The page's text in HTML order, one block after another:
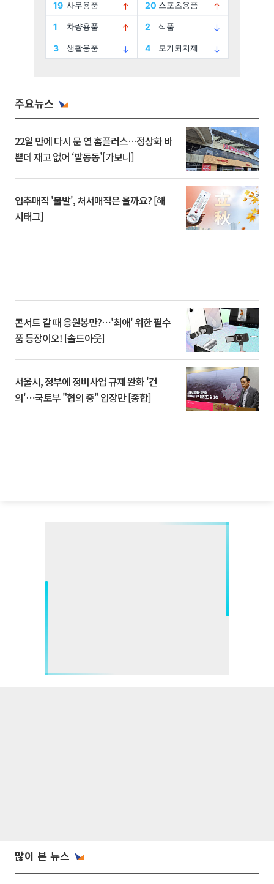
주요뉴스
22일 만에 다시 문 연 홈플러스…정상화 바
쁜데 재고 없어 ‘발동동’[가보니]
입추매직 '불발', 처서매직은 올까요? [해
시태그]
콘서트 갈 때 응원봉만?⋯'최애' 위한 필수
품 등장이오! [솔드아웃]
서울시, 정부에 정비사업 규제 완화 '건
의'⋯국토부 "협의 중" 입장만 [종합]
많이 본 뉴스